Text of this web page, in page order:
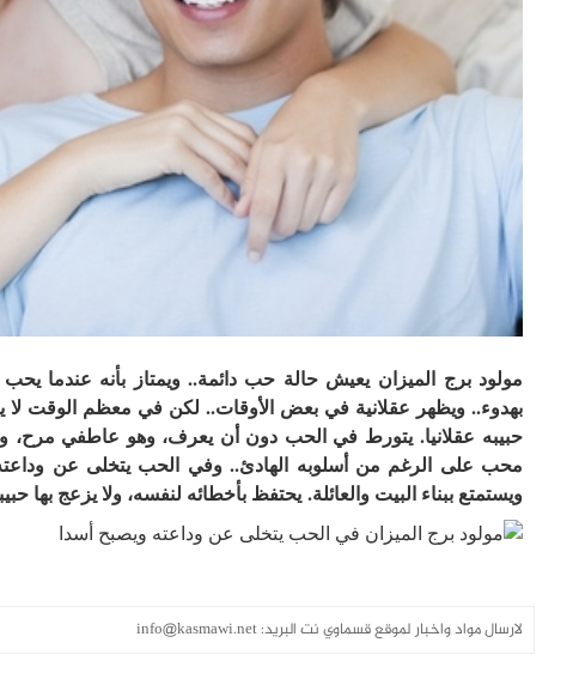
مولود برج الميزان يعيش حالة حب دائمة.. ويمتاز بأنه عندما
بهدوء.. ويظهر عقلانية في بعض الأوقات.. لكن في معظم الوقت لا
حبيبه عقلانيا. يتورط في الحب دون أن يعرف، وهو عاطفي مرح،
محب على الرغم من أسلوبه الهادئ.. وفي الحب يتخلى عن
ويستمتع ببناء البيت والعائلة. يحتفظ بأخطائه لنفسه، ولا يزعج بها
لارسال مواد واخبار لموقع قسماوي نت البريد:info@kasmawi.net